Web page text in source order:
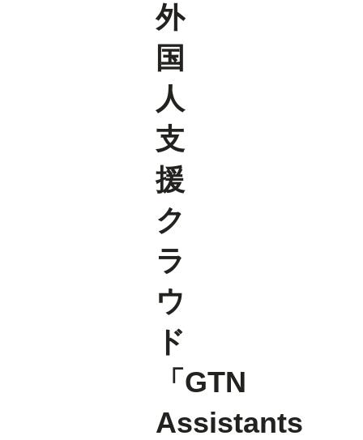
外
国
人
支
援
ク
ラ
ウ
ド
「GTN
Assistants